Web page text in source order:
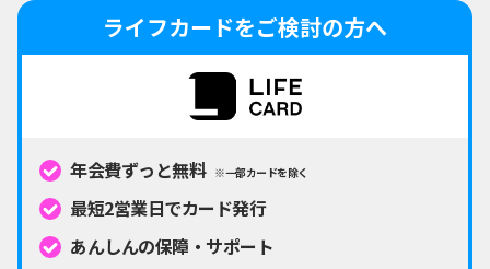
ライフカードをご検討の方へ
年会費ずっと無料 ※一部カードを除く
最短2営業日でカード発行
あんしんの保障・サポート